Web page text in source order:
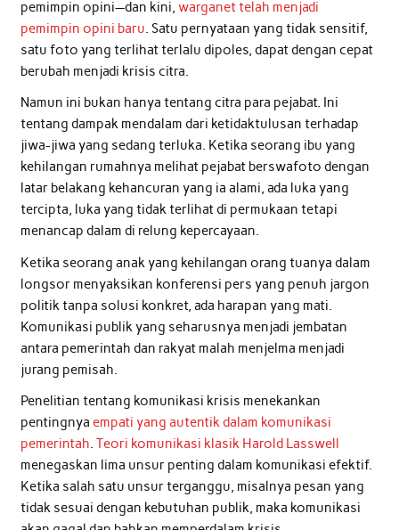
pemimpin opini—dan kini, warganet telah menjadi
pemimpin opini baru. Satu pernyataan yang tidak sensitif,
satu foto yang terlihat terlalu dipoles, dapat dengan cepat
berubah menjadi krisis citra.
Namun ini bukan hanya tentang citra para pejabat. Ini
tentang dampak mendalam dari ketidaktulusan terhadap
jiwa-jiwa yang sedang terluka. Ketika seorang ibu yang
kehilangan rumahnya melihat pejabat berswafoto dengan
latar belakang kehancuran yang ia alami, ada luka yang
tercipta, luka yang tidak terlihat di permukaan tetapi
menancap dalam di relung kepercayaan.
Ketika seorang anak yang kehilangan orang tuanya dalam
longsor menyaksikan konferensi pers yang penuh jargon
politik tanpa solusi konkret, ada harapan yang mati.
Komunikasi publik yang seharusnya menjadi jembatan
antara pemerintah dan rakyat malah menjelma menjadi
jurang pemisah.
Penelitian tentang komunikasi krisis menekankan
pentingnya empati yang autentik dalam komunikasi
pemerintah. Teori komunikasi klasik Harold Lasswell
menegaskan lima unsur penting dalam komunikasi efektif.
Ketika salah satu unsur terganggu, misalnya pesan yang
tidak sesuai dengan kebutuhan publik, maka komunikasi